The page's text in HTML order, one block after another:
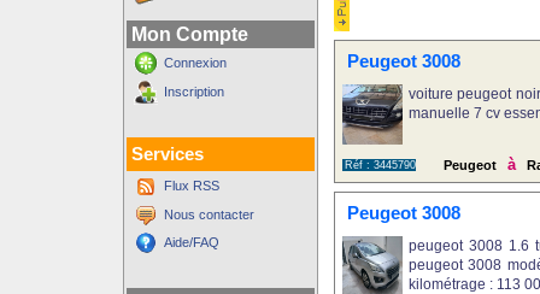
Mon Compte
Connexion
Inscription
Services
Flux RSS
Nous contacter
Aide/FAQ
Peugeot 3008
voiture peugeot
manuelle 7 cv
Réf : 3445790 Peugeot à
Peugeot 3008
peugeot 3008 1.6
peugeot 3008
kilométrage : 113